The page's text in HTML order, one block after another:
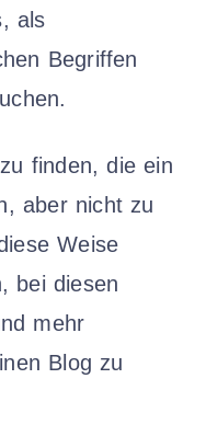
als
Begriffen
finden, die ein
aber nicht zu
Weise
bei diesen
mehr
Blog zu